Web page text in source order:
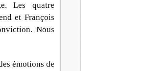
Les quatre
et François
Nous
émotions de